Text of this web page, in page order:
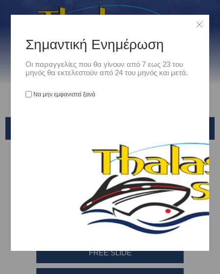
Είδη Αλιείας /
ΤΕΧΝΗΤΑ ΔΟΛΩΜΑΤΑ - ΤΣΑΠΑΡΙ - ΚΑΛΑΜΑΡΙΕΡΕΣ /
SLIDER - TAI RUBBER - KABURA
X-PARAGON
FREE SLIDE
Σημαντική Ενημέρωση
Οι παραγγελίες που θα γίνουν από 7 εως 23 του
μηνός θα εκτελεστούν από 24 του μηνός και μετά.
Να μην εμφανιστεί ξανά